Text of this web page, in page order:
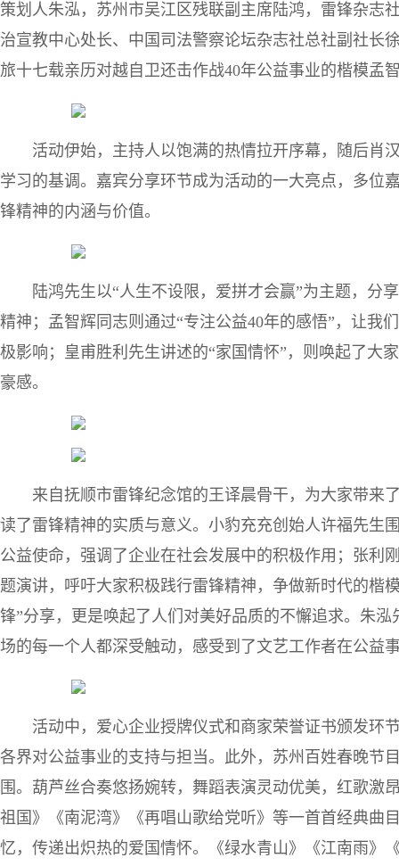
策划人朱泓，苏州市吴江区残联副主席陆鸿，雷锋杂志
治宣教中心处长、中国司法警察论坛杂志社总社副社长
旅十七载亲历对越自卫还击作战40年公益事业的楷模孟
活动伊始，主持人以饱满的热情拉开序幕，随后肖
学习的基调。嘉宾分享环节成为活动的一大亮点，多位
锋精神的内涵与价值。
陆鸿先生以“人生不设限，爱拼才会赢”为主题，分
精神；孟智辉同志则通过“专注公益40年的感悟”，让我
极影响；皇甫胜利先生讲述的“家国情怀”，则唤起了大
豪感。
来自抚顺市雷锋纪念馆的王译晨骨干，为大家带来
读了雷锋精神的实质与意义。小豹充充创始人许福先生
公益使命，强调了企业在社会发展中的积极作用；张利
题演讲，呼吁大家积极践行雷锋精神，争做新时代的楷
锋”分享，更是唤起了人们对美好品质的不懈追求。朱
场的每一个人都深受触动，感受到了文艺工作者在公益
活动中，爱心企业授牌仪式和商家荣誉证书颁发环
各界对公益事业的支持与担当。此外，苏州百姓春晚节
围。葫芦丝合奏悠扬婉转，舞蹈表演灵动优美，红歌激
祖国》《南泥湾》《再唱山歌给党听》等一首首经典曲
忆，传递出炽热的爱国情怀。《绿水青山》《江南雨》